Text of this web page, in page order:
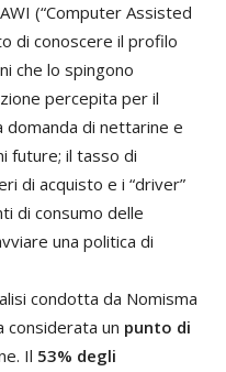
(“Computer Assisted
di conoscere il profilo
che lo spingono
percepita per il
di nettarine e
future; il tasso di
di acquisto e i “driver”
di consumo delle
una politica di
condotta da Nomisma
considerata un punto di
Il 53% degli